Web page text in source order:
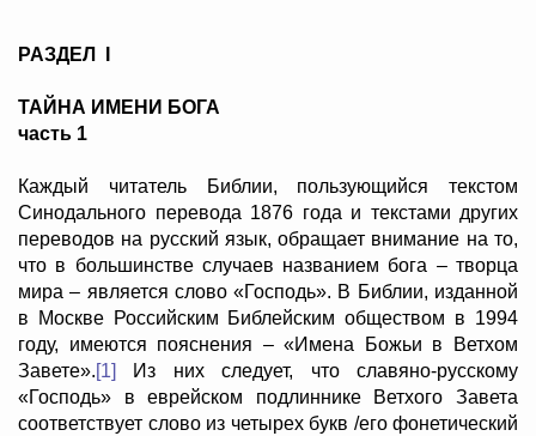
РАЗДЕЛ
ТАЙНА ИМЕНИ БОГА
часть 1
Каждый читатель Библии, пользующийся текстом
Синодального перевода 1876 года и текстами других
переводов на русский язык, обращает внимание на то,
что в большинстве случаев названием бога – творца
мира – является слово «Господь». В Библии, изданной
в Москве Российским Библейским обществом в 1994
году, имеются пояснения – «Имена Божьи в Ветхом
Завете».[1]
Из них следует, что славяно-русскому
«Господь» в еврейском подлиннике Ветхого Завета
соответствует слово из четырех букв /его фонетический